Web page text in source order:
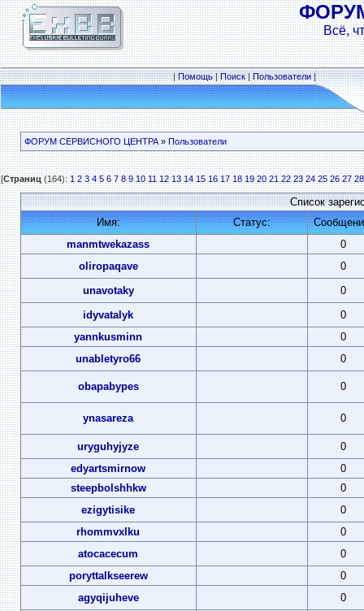
Всё,
|Помощь|Поиск|Пользователи|
ФОРУМ СЕРВИСНОГО ЦЕНТРА» Пользователи
[Страниц(164):1 2 3 4 5 6 7 8 9 10 11 12 13 14 15 16 17 18 19 20 21 22 23 24 25 26 27 28
Список
Имя:
Статус:
manmtwekazass
0
oliropaqave
0
unavotaky
0
idyvatalyk
0
yannkusminn
0
unabletyro66
0
obapabypes 0
ynasareza 0
uryguhyjyze
0
edyartsmirnow
0
steepbolshhkw
0
ezigytisike
0
rhommvxlku
0
atocacecum
0
poryttalkseerew
0
agyqijuheve
0